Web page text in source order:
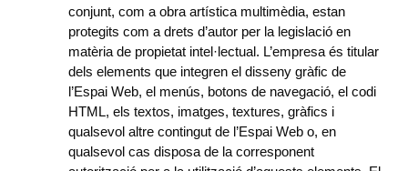
conjunt, com a obra artística multimèdia, estan
protegits com a drets d’autor per la legislació en
matèria de propietat intel·lectual. L’empresa és titular
dels elements que integren el disseny gràfic de
l’Espai Web, el menús, botons de navegació, el codi
HTML, els textos, imatges, textures, gràfics i
qualsevol altre contingut de l’Espai Web o, en
qualsevol cas disposa de la corresponent